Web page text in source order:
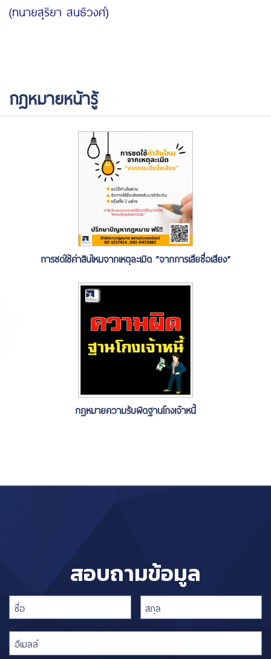
(ทนายสุริยา สนธิวงศ์)
กฎหมายหน้ารู้
การชดใช้ค่าสินไหมจากเหตุละเมิด “จากการเสียชื่อเสียง”
กฎหมายความรับผิดฐานโกงเจ้าหนี้
สอบถามข้อมูล